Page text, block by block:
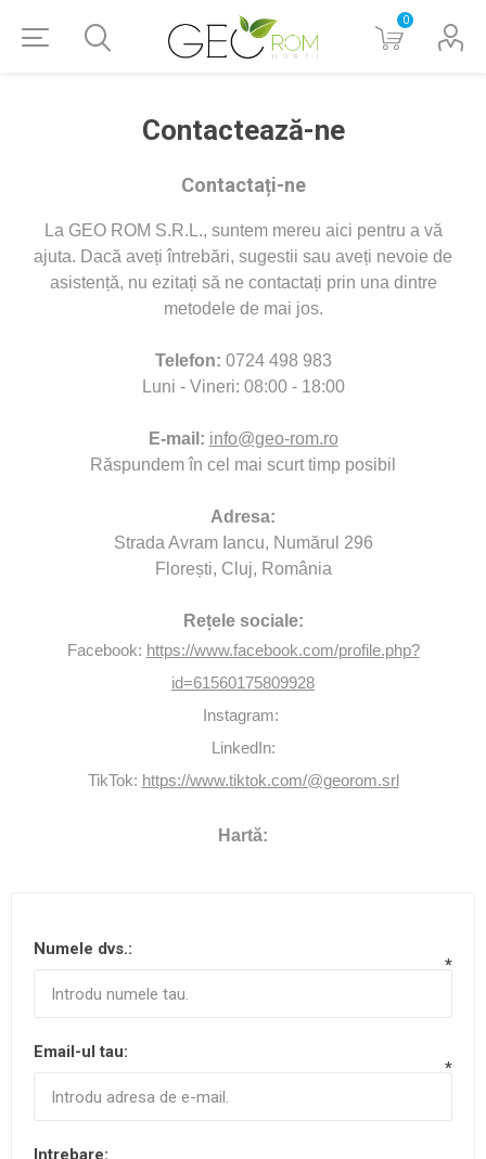
0
Contactează-ne
Contactați-ne
La GEO ROM S.R.L., suntem mereu aici pentru a vă
ajuta. Dacă aveți întrebări, sugestii sau aveți nevoie de
asistență, nu ezitați să ne contactați prin una dintre
metodele de mai jos.
Telefon: 0724 498 983
Luni - Vineri: 08:00 - 18:00
E-mail: info@geo-rom.ro
Răspundem în cel mai scurt timp posibil
Adresa:
Strada Avram Iancu, Numărul 296
Florești, Cluj, România
Rețele sociale:
Facebook: https://www.facebook.com/profile.php?
id=61560175809928
Instagram:
LinkedIn:
TikTok: https://www.tiktok.com/@georom.srl
Hartă:
Numele dvs.:
*
Email-ul tau:
*
Intrebare: